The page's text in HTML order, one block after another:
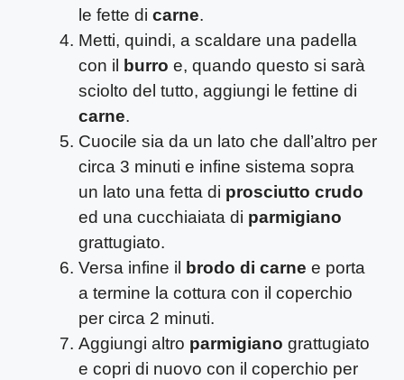
le fette di carne.
Metti, quindi, a scaldare una padella
con il
burro e, quando questo si sarà
sciolto del tutto, aggiungi le fettine di
carne.
Cuocile sia da un lato che dall’altro per
circa 3 minuti e infine sistema sopra
un lato una fetta di prosciutto crudo
ed una cucchiaiata di parmigiano
grattugiato.
Versa infine il
brodo di carne e porta
a termine la cottura con il coperchio
per circa 2 minuti.
Aggiungi altro parmigiano grattugiato
e copri di nuovo con il coperchio per